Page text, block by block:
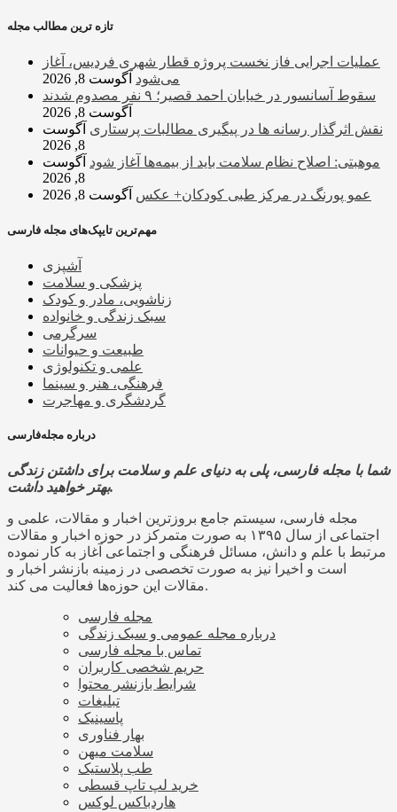
تازه ترین مطالب مجله
عملیات اجرایی فاز نخست پروژه قطار شهری فردیس، آغاز
می‌شود آگوست 8, 2026
سقوط آسانسور در خیابان احمد قصیر؛ ۹ نفر مصدوم شدند
آگوست 8, 2026
نقش اثرگذار رسانه ها در پیگیری مطالبات پرستاری آگوست
8, 2026
موهبتی: اصلاح نظام سلامت باید از بیمه‌ها آغاز شود آگوست
8, 2026
عمو پورنگ در مرکز طبی کودکان+ عکس آگوست 8, 2026
مهم‌ترین تایپک‌های مجله فارسی
آشپزی
پزشکی و سلامت
زناشویی، مادر و کودک
سبک زندگی و خانواده
سرگرمی
طبیعت و حیوانات
علمی و تکنولوژی
فرهنگی، هنر و سینما
گردشگری و مهاجرت
درباره مجله‌فارسی
شما با مجله فارسی، پلی به دنیای علم و سلامت برای داشتن زندگی
بهتر خواهید داشت.
مجله فارسی، سیستم جامع بروزترین اخبار و مقالات، علمی و
اجتماعی از سال ۱۳۹۵ به صورت متمرکز در حوزه اخبار و مقالات
مرتبط با علم و دانش، مسائل فرهنگی و اجتماعی آغاز به کار نموده
است و اخیرا نیز به صورت تخصصی در زمینه بازنشر اخبار و
مقالات این حوزه‌ها فعالیت می کند.
مجله فارسی
درباره مجله عمومی و سبک زندگی
تماس با مجله فارسی
حریم شخصی کاربران
شرایط بازنشر محتوا
تبلیغات
پاسینیک
بهار فناوری
سلامت میهن
طب پلاستیک
خرید لپ تاپ قسطی
هاردباکس لوکس